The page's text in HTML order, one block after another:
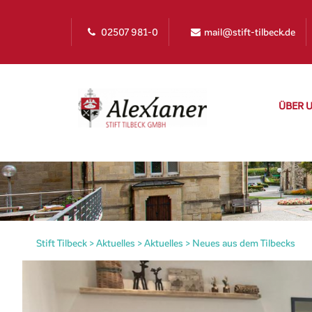
02507 981-0 mail@stift-tilbeck.de
ÜBER
Stift Tilbeck >Aktuelles >Aktuelles > Neues aus dem Tilbecks